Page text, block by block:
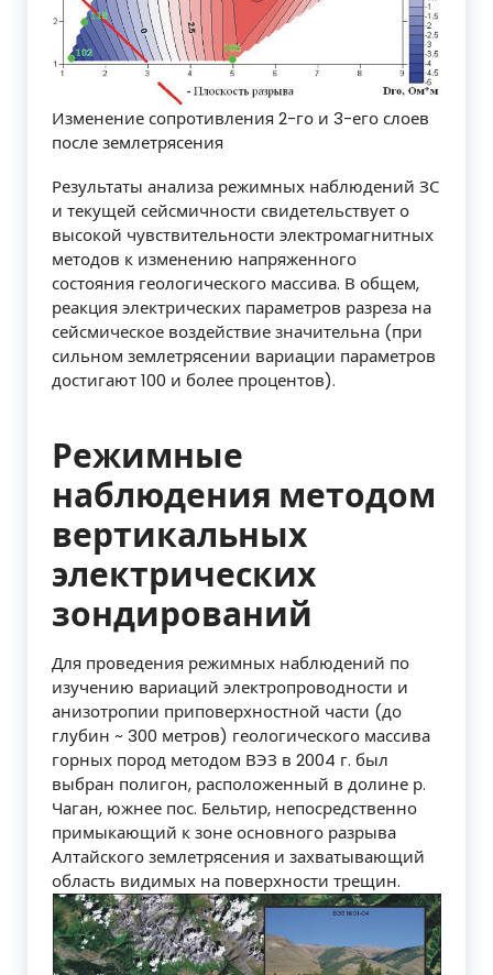
Изменение сопротивления 2-го и 3-его слоев
после землетрясения
Результаты анализа режимных наблюдений ЗС
и текущей сейсмичности свидетельствует о
высокой чувствительности электромагнитных
методов к изменению напряженного
состояния геологического массива. В общем,
реакция электрических параметров разреза на
сейсмическое воздействие значительна (при
сильном землетрясении вариации параметров
достигают 100 и более процентов).
Режимные
наблюдения методом
вертикальных
электрических
зондирований
Для проведения режимных наблюдений по
изучению вариаций электропроводности и
анизотропии приповерхностной части (до
глубин ~ 300 метров) геологического массива
горных пород методом ВЭЗ в 2004 г. был
выбран полигон, расположенный в долине р.
Чаган, южнее пос. Бельтир, непосредственно
примыкающий к зоне основного разрыва
Алтайского землетрясения и захватывающий
область видимых на поверхности трещин.